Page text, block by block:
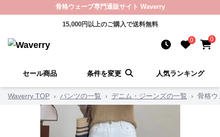
骨格ウェーブ専門通販サイト Waverry
15,000円以上のご購入で送料無料
0 0
セール商品 条件を変更 人気ランキング
Waverry TOP › パンツの一覧 › デニム・ジーンズの一覧 › 骨格ウ